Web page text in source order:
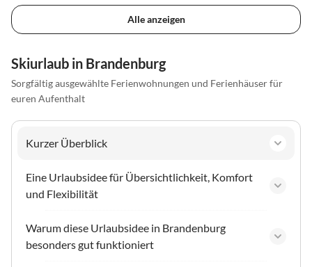
Alle anzeigen
Skiurlaub in Brandenburg
Sorgfältig ausgewählte Ferienwohnungen und Ferienhäuser für
euren Aufenthalt
Kurzer Überblick
Eine Urlaubsidee für Übersichtlichkeit, Komfort
und Flexibilität
Warum diese Urlaubsidee in Brandenburg
besonders gut funktioniert